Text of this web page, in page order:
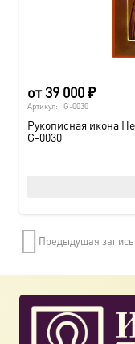
от39 000₽
Артикул: G-0030
Рукописная икона
G-0030
Предыдущая запись